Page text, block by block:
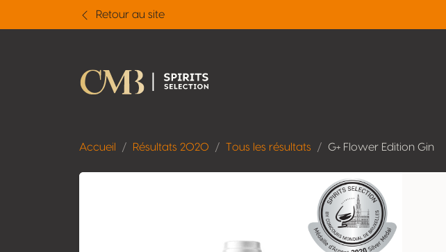
Retour au site
Accueil Résultats 2020 Tous les résultats G+ Flower Edition Gin